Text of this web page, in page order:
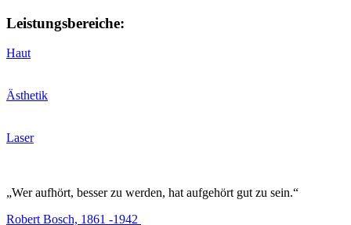
Leistungsbereiche:
Haut
Ästhetik
Laser
„Wer aufhört, besser zu werden, hat aufgehört gut zu sein.“
Robert Bosch, 1861 -1942 ​